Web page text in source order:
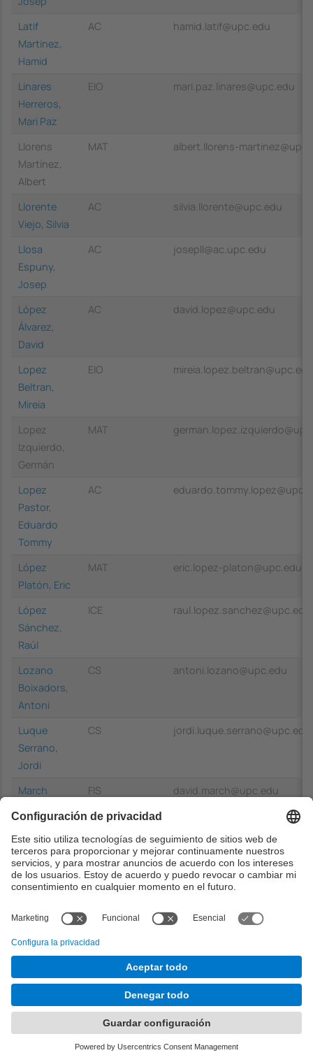
Latif
Martinez,
Hamid
AC hamid.latif@upc.edu
Linares
Herreros,
Mari Paz
EIO mari.paz.linares@upc.edu
Llorens
Martínez,
Albert
MAT albert.llorens-
Llorente
Viejo, Silvia
AC silvia.llorente@upc.edu
Llosa
Espuny,
Josep
AC josepll@ac.upc.edu
López
Álvarez,
David
AC david.lopez@upc.edu
Lopez
Beltran,
Mireia
EIO mireia.lopez.beltran@upc.edu
Lopez
Izquierdo,
Germán
MAT
Lopez
Pastor,
Eduardo
Tommy
AC
López
Platón, Eric
MAT eric.lopez-platon@upc.edu
López
Sánchez,
Raúl
ICE raul.lopez.sanchez@upc.edu
Lozano
Boixadors,
Antoni
CS antoni.lozano@upc.edu
Luque
Serrano,
Jordi
CS jordi.luque.serrano@upc.edu
March
FIS david.march@upc.edu
Marco Sola,
Santiago
santiago.marco@upc.edu
Màrquez
Villodre,
CS lluism@cs.upc.edu
Marti Farre,
Jaume
MAT
Martí
Jordi
FIS jordi.marti@upc.edu
Martin
ESSI carme.martin@upc.edu